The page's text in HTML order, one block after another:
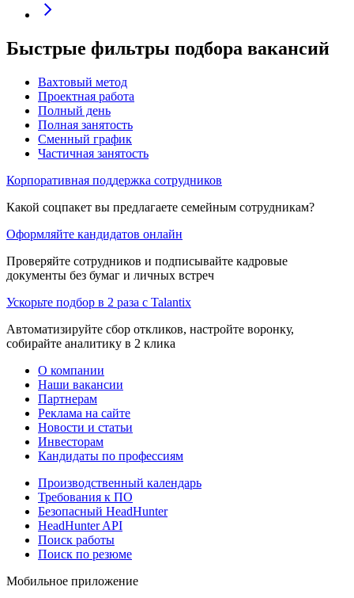
Быстрые фильтры подбора вакансий
Вахтовый метод
Проектная работа
Полный день
Полная занятость
Сменный график
Частичная занятость
Корпоративная поддержка сотрудников
Какой соцпакет вы предлагаете семейным сотрудникам?
Оформляйте кандидатов онлайн
Проверяйте сотрудников и подписывайте кадровые
документы без бумаг и личных встреч
Ускорьте подбор в 2 раза с Talantix
Автоматизируйте сбор откликов, настройте воронку,
собирайте аналитику в 2 клика
О компании
Наши вакансии
Партнерам
Реклама на сайте
Новости и статьи
Инвесторам
Кандидаты по профессиям
Производственный календарь
Требования к ПО
Безопасный HeadHunter
HeadHunter API
Поиск работы
Поиск по резюме
Мобильное приложение